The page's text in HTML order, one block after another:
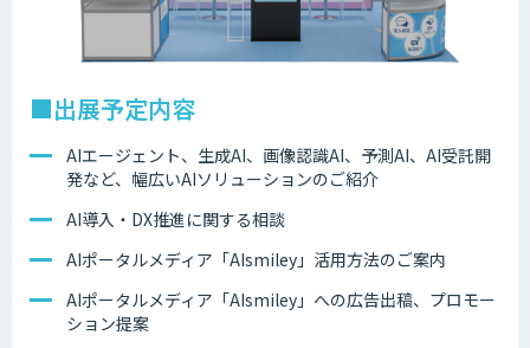
■出展予定内容
AIエージェント、生成AI、画像認識AI、予測AI、AI受託開
発など、幅広いAIソリューションのご紹介
AI導入・DX推進に関する相談
AIポータルメディア「AIsmiley」活用方法のご案内
AIポータルメディア「AIsmiley」への広告出稿、プロモー
ション提案